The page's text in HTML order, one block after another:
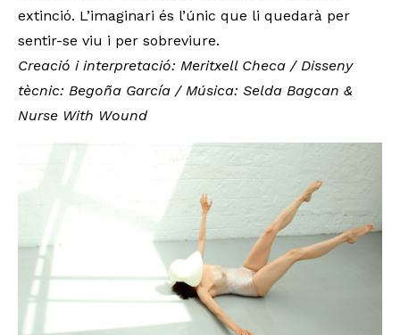
extinció. L’imaginari és l’únic que li quedarà per
sentir-se viu i per sobreviure.
Creació i interpretació: Meritxell Checa / Disseny
tècnic: Begoña García / Música: Selda Bagcan &
Nurse With Wound